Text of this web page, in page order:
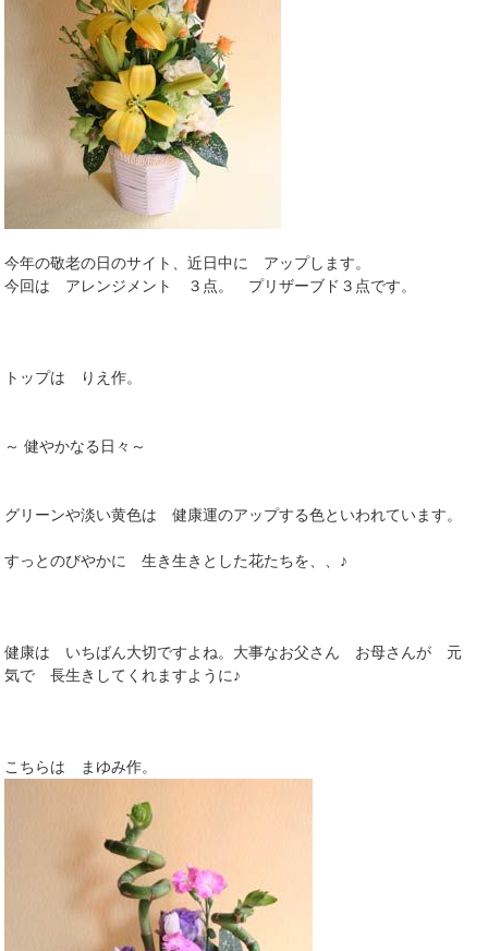
今年の敬老の日のサイト、近日中に アップします。
今回は アレンジメント ３点。 プリザーブド３点です。
トップは りえ作。
～ 健やかなる日々～
グリーンや淡い黄色は 健康運のアップする色といわれています。
すっとのびやかに 生き生きとした花たちを、、♪
健康は いちばん大切ですよね。大事なお父さん お母さんが 元
気で 長生きしてくれますように♪
こちらは まゆみ作。